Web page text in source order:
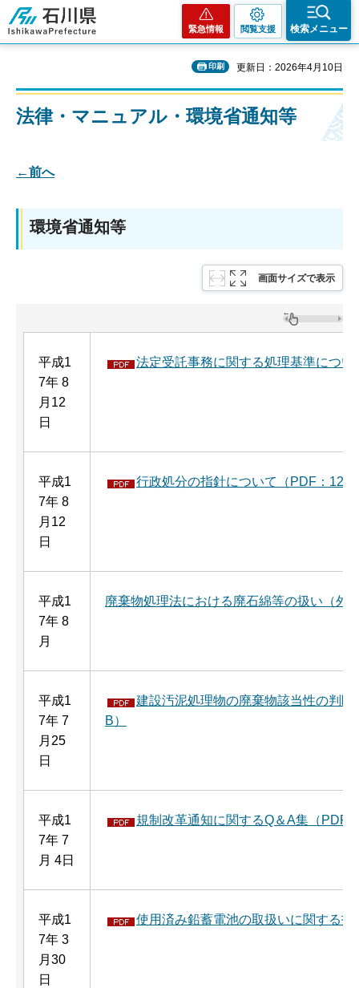
石川県
緊急情報 閲覧支援 検索メニュー
印刷 更新日：2026年4月10日
法律・マニュアル・環境省通知等
←前へ
環境省通知等
画面サイズで表示
平成1
7年 8
月12
日
法定受託事務に関する処理基準につ
平成1
7年 8
月12
日
行政処分の指針について（PDF：
平成1
7年 8
月
廃棄物処理法における廃石綿等の扱い（外
平成1
7年 7
月25
日
建設汚泥処理物の廃棄物該当性の判
B）
平成1
7年 7
月 4日
規制改革通知に関するQ＆A集（PDF
平成1
7年 3
月30
日
使用済み鉛蓄電池の取扱いに関する